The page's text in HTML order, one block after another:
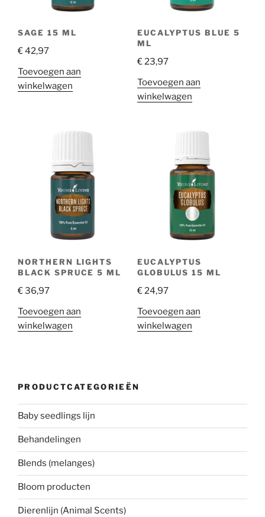
SAGE 15 ML
€42,97
Toevoegen aan
winkelwagen
EUCALYPTUS BLUE 5
ML
€23,97
Toevoegen aan
winkelwagen
NORTHERN LIGHTS
BLACK SPRUCE 5 ML
€36,97
Toevoegen aan
winkelwagen
EUCALYPTUS
GLOBULUS 15 ML
€24,97
Toevoegen aan
winkelwagen
PRODUCTCATEGORIEËN
Baby seedlings lijn
Behandelingen
Blends (melanges)
Bloom producten
Dierenlijn (Animal Scents)